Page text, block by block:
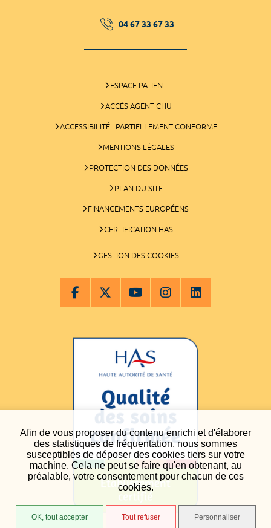
Afin de vous proposer du contenu enrichi et d'élaborer
des statistiques de fréquentation, nous sommes
susceptibles de déposer des cookies tiers sur votre
machine. Cela ne peut se faire qu'en obtenant, au
préalable, votre consentement pour chacun de ces
cookies.
OK, tout accepter Tout refuser Personnaliser
04 67 33 67 33
ESPACE PATIENT
ACCÈS AGENT CHU
ACCESSIBILITÉ : PARTIELLEMENT CONFORME
MENTIONS LÉGALES
PROTECTION DES DONNÉES
PLAN DU SITE
FINANCEMENTS EUROPÉENS
CERTIFICATION HAS
GESTION DES COOKIES